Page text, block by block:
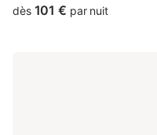
Forêt, 16 km from Château
dès 101 € par nuit